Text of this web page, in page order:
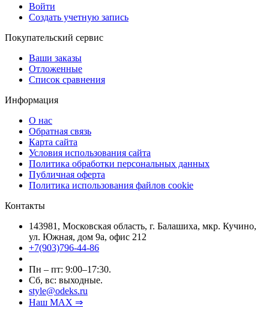
Войти
Создать учетную запись
Покупательский сервис
Ваши заказы
Отложенные
Список сравнения
Информация
О нас
Обратная связь
Карта сайта
Условия использования сайта
Политика обработки персональных данных
Публичная оферта
Политика использования файлов cookie
Контакты
143981, Московская область, г. Балашиха, мкр. Кучино,
ул. Южная, дом 9а, офис 212
+7(903)796-44-86
Пн – пт: 9:00–17:30.
Сб, вс: выходные.
style@odeks.ru
Наш MAX ⇒